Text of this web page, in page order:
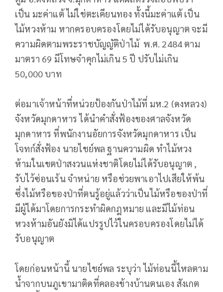
เป็น มะค่าแต้ ไม่ใช่ตะเคียนทอง ทั้งนี้มะค่าแต้ เป็น
ไม้หวงห้าม หากครอบครองโดยไม่ได้รับอนุญาต จะมี
ความผิดตามพระราชบัญญัติป่าไม้ พ.ศ. 2484 ตาม
มาตรา 69 มีโทษจำคุกไม่เกิน 5 ปี ปรับไม่เกิน
50,000 บาท
ต่อมาเจ้าหน้าที่หน่วยป้องกันป่าไม้ที่ มห.2 (ดงหลวง)
จังหวัดมุกดาหาร ได้นำคำสั่งฟ้องของศาลจังหวัด
มุกดาหาร ที่พนักงานอัยการจังหวัดมุกดาหาร เป็น
โจทก์สั่งฟ้อง นายไชย์พล ฐานความผิด ทำไม้หวง
ห้ามในเขตป่าสงวนแห่งชาติโดยไม่ได้รับอนุญาต ,
รับไว้ซ่อนเร้น จำหน่าย หรือช่วยพาเอาไปเสียให้พ้น
ซึ่งไม้หรือของป่าที่ตนรู้อยู่แล้วว่าเป็นไม้หรือของป่าที่
มีผู้ได้มาโดยการกระทำผิดกฎหมาย และมีไม้ท่อน
หวงห้ามอันยังมิได้แปรรูปไว้ในครอบครองโดยไม่ได้
รับอนุญาต
โดยก่อนหน้านี้ นายไชย์พล ระบุว่า ไม้ท่อนนี้ไหลตาม
น้ำจากบนภูเขามาติดที่คลองข้างบ้านตนเอง สังเกต